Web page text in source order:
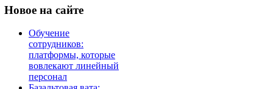
Новое на сайте
Обучение
сотрудников:
платформы, которые
вовлекают линейный
персонал